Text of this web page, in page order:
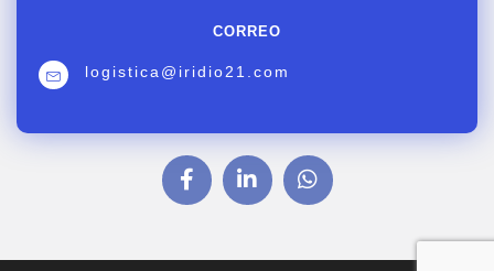
CORREO
logistica@iridio21.com